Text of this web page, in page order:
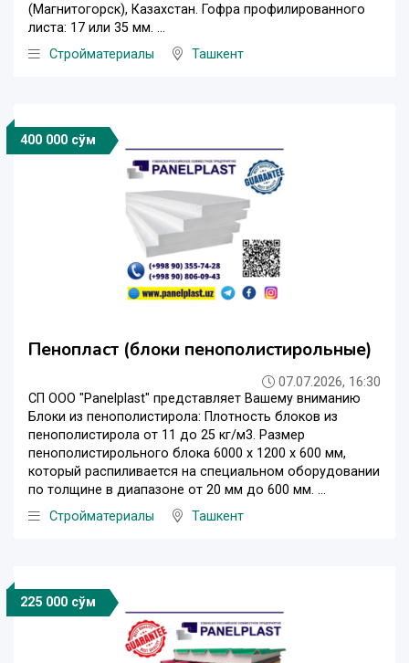
(Магнитогорск), Казахстан. Гофра профилированного
листа: 17 или 35 мм. ...
Стройматериалы
Ташкент
400 000 сўм
Пенопласт (блоки пенополистирольные)
07.07.2026, 16:30
СП ООО "Panelplast" представляет Вашему вниманию
Блоки из пенополистирола: Плотность блоков из
пенополистирола от 11 до 25 кг/м3. Размер
пенополистирольного блока 6000 х 1200 х 600 мм,
который распиливается на специальном оборудовании
по толщине в диапазоне от 20 мм до 600 мм. ...
Стройматериалы
Ташкент
225 000 сўм